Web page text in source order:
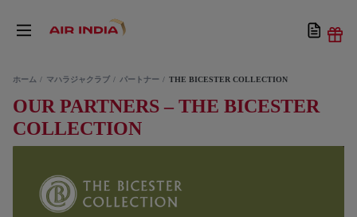
ホーム マハラジャクラブ パートナー THE BICESTER COLLECTION
OUR PARTNERS – THE BICESTER
COLLECTION